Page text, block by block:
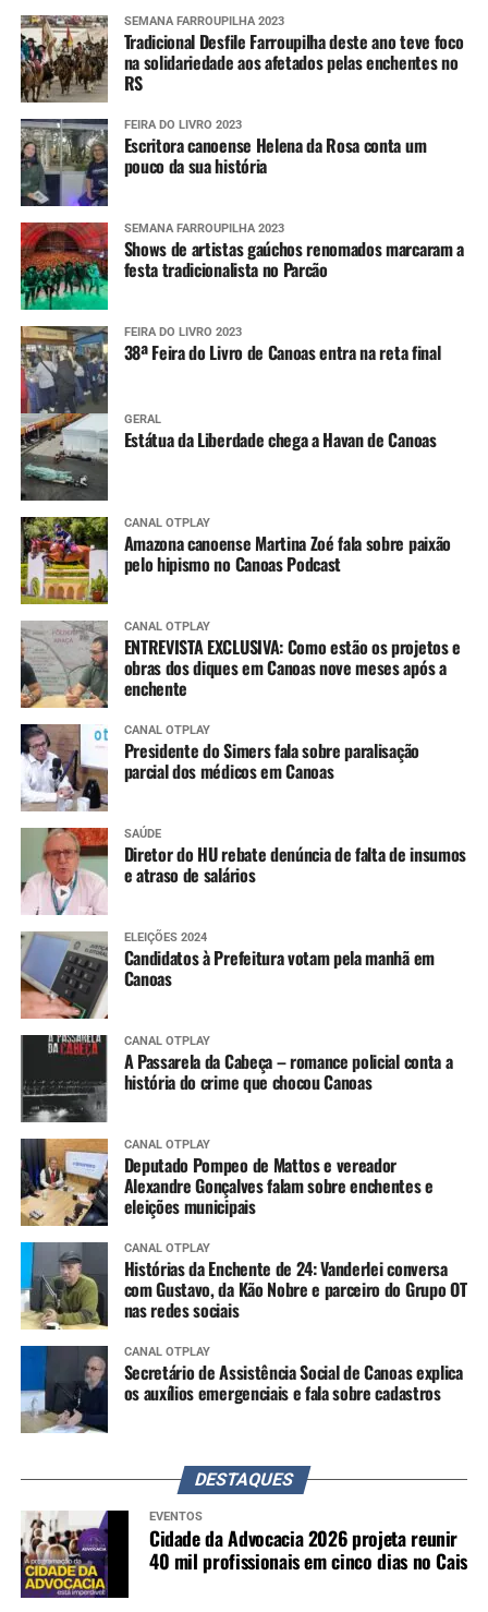
SEMANA FARROUPILHA 2023
Tradicional Desfile Farroupilha deste ano teve foco
na solidariedade aos afetados pelas enchentes no
RS
FEIRA DO LIVRO 2023
Escritora canoense Helena da Rosa conta um
pouco da sua história
SEMANA FARROUPILHA 2023
Shows de artistas gaúchos renomados marcaram a
festa tradicionalista no Parcão
FEIRA DO LIVRO 2023
38ª Feira do Livro de Canoas entra na reta final
GERAL
Estátua da Liberdade chega a Havan de Canoas
CANAL OTPLAY
Amazona canoense Martina Zoé fala sobre paixão
pelo hipismo no Canoas Podcast
CANAL OTPLAY
ENTREVISTA EXCLUSIVA: Como estão os projetos e
obras dos diques em Canoas nove meses após a
enchente
CANAL OTPLAY
Presidente do Simers fala sobre paralisação
parcial dos médicos em Canoas
SAÚDE
Diretor do HU rebate denúncia de falta de insumos
e atraso de salários
ELEIÇÕES 2024
Candidatos à Prefeitura votam pela manhã em
Canoas
CANAL OTPLAY
A Passarela da Cabeça – romance policial conta a
história do crime que chocou Canoas
CANAL OTPLAY
Deputado Pompeo de Mattos e vereador
Alexandre Gonçalves falam sobre enchentes e
eleições municipais
CANAL OTPLAY
Histórias da Enchente de 24: Vanderlei conversa
com Gustavo, da Kão Nobre e parceiro do Grupo OT
nas redes sociais
CANAL OTPLAY
Secretário de Assistência Social de Canoas explica
os auxílios emergenciais e fala sobre cadastros
DESTAQUES
EVENTOS
Cidade da Advocacia 2026 projeta reunir
40 mil profissionais em cinco dias no Cais